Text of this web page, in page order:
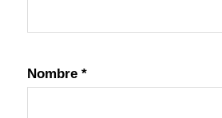
Nombre *